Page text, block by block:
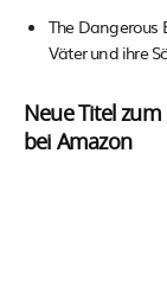
The Dangerous
Väter und ihre
Neue Titel
bei Amazon